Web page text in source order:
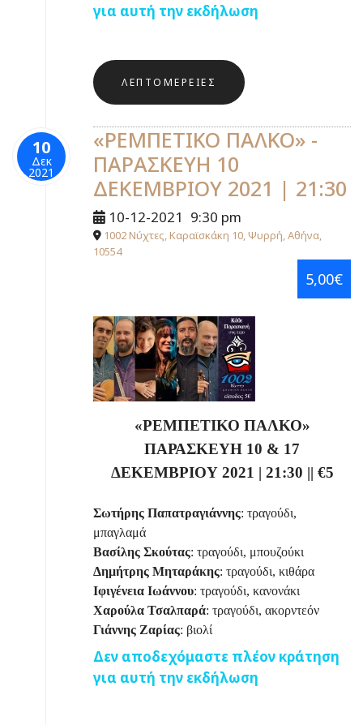
για αυτή την εκδήλωση
ΛΕΠΤΟΜΈΡΕΙΕΣ
10
Δεκ
2021
«ΡΕΜΠΕΤΙΚΟ ΠΑΛΚΟ» -
ΠΑΡΑΣΚΕΥΗ 10
ΔΕΚΕΜΒΡΙΟΥ 2021 | 21:30
10-12-2021 9:30 pm
1002 Νύχτες, Καραϊσκάκη 10, Ψυρρή, Αθήνα,
10554
5,00€
«ΡΕΜΠΕΤΙΚΟ ΠΑΛΚΟ»
ΠΑΡΑΣΚΕΥΗ 10 & 17
ΔΕΚΕΜΒΡΙΟΥ 2021 | 21:30 || €5
Σωτήρης Παπατραγιάννης: τραγούδι,
μπαγλαμά
Βασίλης Σκούτας: τραγούδι, μπουζούκι
Δημήτρης Μηταράκης: τραγούδι, κιθάρα
Ιφιγένεια Ιωάννου: τραγούδι, κανονάκι
Χαρούλα Τσαλπαρά: τραγούδι, ακορντεόν
Γιάννης Ζαρίας: βιολί
Δεν αποδεχόμαστε πλέον κράτηση
για αυτή την εκδήλωση